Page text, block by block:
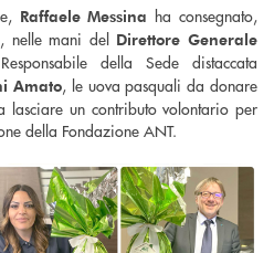
Raffaele Messina ha consegnato,
nelle mani del Direttore Generale
della Sede distaccata
Amato, le uova pasquali da donare
un contributo volontario per
della Fondazione ANT.